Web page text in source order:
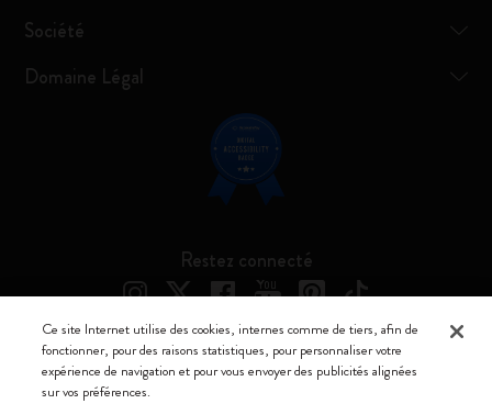
Société
Domaine Légal
Restez connecté
Moleskine ® est une marque enregistrée de Moleskine Srl a socio unico
Ce site Internet utilise des cookies, internes comme de tiers, afin de
fonctionner, pour des raisons statistiques, pour personnaliser votre
expérience de navigation et pour vous envoyer des publicités alignées
sur vos préférences.